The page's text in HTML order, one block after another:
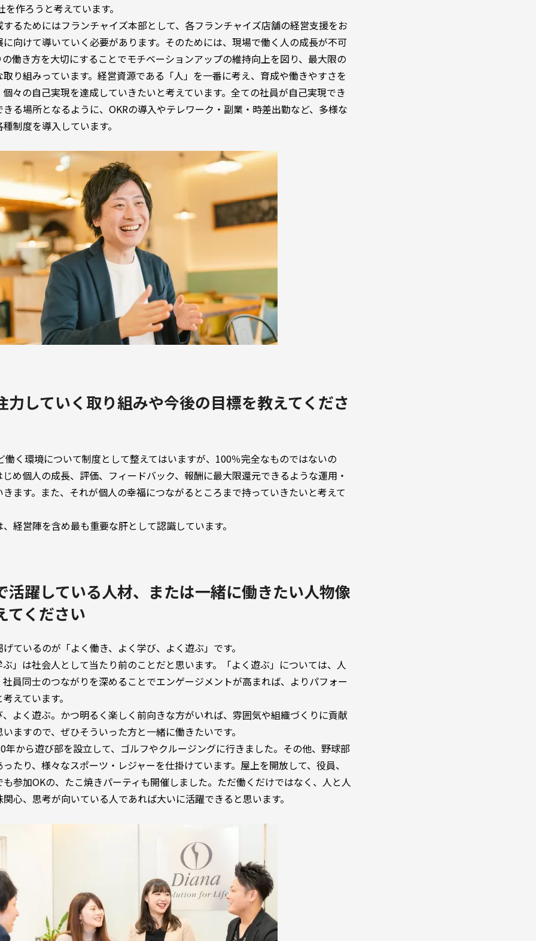
作ろうと考えています。
るためにはフランチャイズ本部として、各フランチャイズ店舗の経営支援をお
向けて導いていく必要があります。そのためには、現場で働く人の成長が不可
働き方を大切にすることでモチベーションアップの維持向上を図り、最大限の
り組みっています。経営資源である「人」を一番に考え、育成や働きやすさを
々の自己実現を達成していきたいと考えています。全ての社員が自己実現でき
る場所となるように、OKRの導入やテレワーク・副業・時差出勤など、多様な
制度を導入しています。
力していく取り組みや今後の目標を教えてくださ
働く環境について制度として整えてはいますが、100％完全なものではないの
め個人の成長、評価、フィードバック、報酬に最大限還元できるような運用・
ます。また、それが個人の幸福につながるところまで持っていきたいと考えて
経営陣を含め最も重要な肝として認識しています。
活躍している人材、または一緒に働きたい人物像
てください
ているのが「よく働き、よく学び、よく遊ぶ」です。
」は社会人として当たり前のことだと思います。「よく遊ぶ」については、人
員同士のつながりを深めることでエンゲージメントが高まれば、よりパフォー
えています。
よく遊ぶ。かつ明るく楽しく前向きな方がいれば、雰囲気や組織づくりに貢献
ますので、ぜひそういった方と一緒に働きたいです。
年から遊び部を設立して、ゴルフやクルージングに行きました。その他、野球部
たり、様々なスポーツ・レジャーを仕掛けています。屋上を開放して、役員、
参加OKの、たこ焼きパーティも開催しました。ただ働くだけではなく、人と人
心、思考が向いている人であれば大いに活躍できると思います。